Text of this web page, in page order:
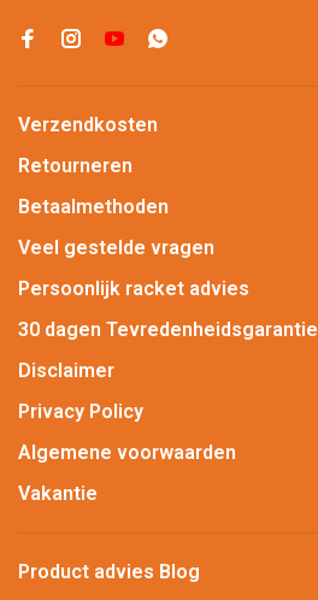
Verzendkosten
Retourneren
Betaalmethoden
Veel gestelde vragen
Persoonlijk racket advies
30 dagen Tevredenheidsgarantie
Disclaimer
Privacy Policy
Algemene voorwaarden
Vakantie
Product advies Blog